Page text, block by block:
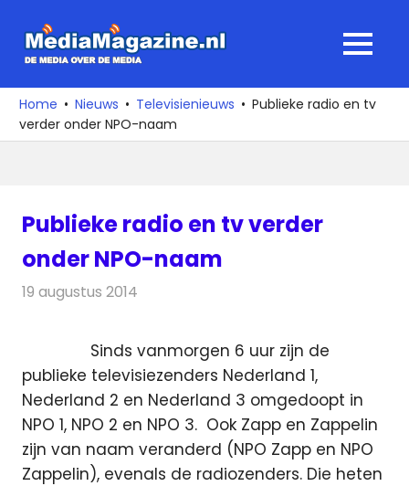
naar
media
over
de
MENU
Home Nieuws Televisienieuws
Publieke radio en tv
verder onder NPO-naam
Publieke radio en tv verder
onder NPO-naam
19 augustus 2014
Sinds vanmorgen 6 uur zijn de
publieke televisiezenders Nederland 1,
Nederland 2 en Nederland 3 omgedoopt in
NPO 1, NPO 2 en NPO 3. Ook Zapp en Zappelin
zijn van naam veranderd (NPO Zapp en NPO
Zappelin), evenals de radiozenders. Die heten